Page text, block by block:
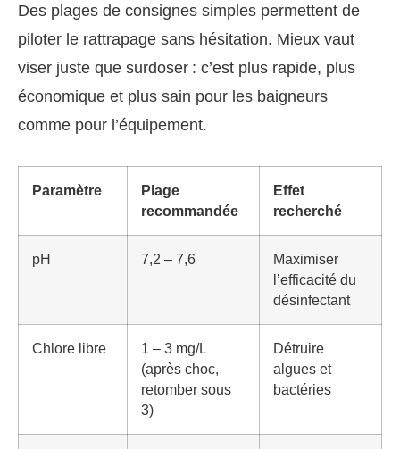
Des plages de consignes simples permettent de
piloter le rattrapage sans hésitation. Mieux vaut
viser juste que surdoser : c’est plus rapide, plus
économique et plus sain pour les baigneurs
comme pour l’équipement.
Paramètre
Plage
recommandée
Effet
recherché
pH 7,2 – 7,6
Maximiser
l’efficacité du
désinfectant
Chlore libre
1 – 3 mg/L
(après choc,
retomber sous
3)
Détruire
algues et
bactéries